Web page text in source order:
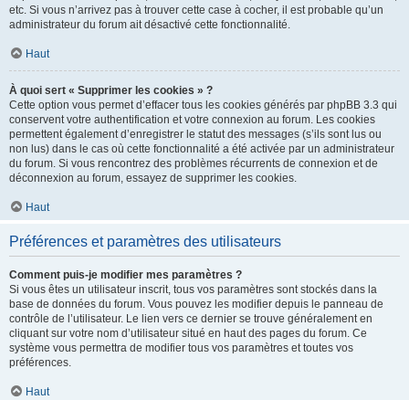
etc. Si vous n’arrivez pas à trouver cette case à cocher, il est probable qu’un
administrateur du forum ait désactivé cette fonctionnalité.
Haut
À quoi sert « Supprimer les cookies » ?
Cette option vous permet d’effacer tous les cookies générés par phpBB 3.3 qui
conservent votre authentification et votre connexion au forum. Les cookies
permettent également d’enregistrer le statut des messages (s’ils sont lus ou
non lus) dans le cas où cette fonctionnalité a été activée par un administrateur
du forum. Si vous rencontrez des problèmes récurrents de connexion et de
déconnexion au forum, essayez de supprimer les cookies.
Haut
Préférences et paramètres des utilisateurs
Comment puis-je modifier mes paramètres ?
Si vous êtes un utilisateur inscrit, tous vos paramètres sont stockés dans la
base de données du forum. Vous pouvez les modifier depuis le panneau de
contrôle de l’utilisateur. Le lien vers ce dernier se trouve généralement en
cliquant sur votre nom d’utilisateur situé en haut des pages du forum. Ce
système vous permettra de modifier tous vos paramètres et toutes vos
préférences.
Haut